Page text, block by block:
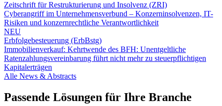
Zeitschrift für Restrukturierung und Insolvenz (ZRI)
Cyberangriff im Unternehmensverbund – Konzerninsolvenzen, IT-
Risiken und konzernrechtliche Verantwortlichkeit
NEU
Erbfolgebesteuerung (ErbBstg)
Immobilienverkauf: Kehrtwende des BFH: Unentgeltliche
Ratenzahlungsvereinbarung führt nicht mehr zu steuerpflichtigen
Kapitalerträgen
Alle News & Abstracts
Passende Lösungen für Ihre Branche